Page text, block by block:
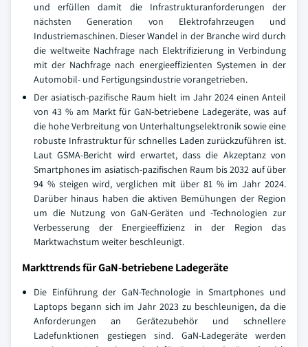
und erfüllen damit die Infrastrukturanforderungen der
nächsten Generation von Elektrofahrzeugen und
Industriemaschinen. Dieser Wandel in der Branche wird durch
die weltweite Nachfrage nach Elektrifizierung in Verbindung
mit der Nachfrage nach energieeffizienten Systemen in der
Automobil- und Fertigungsindustrie vorangetrieben.
Der asiatisch-pazifische Raum hielt im Jahr 2024 einen Anteil
von 43 % am Markt für GaN-betriebene Ladegeräte, was auf
die hohe Verbreitung von Unterhaltungselektronik sowie eine
robuste Infrastruktur für schnelles Laden zurückzuführen ist.
Laut GSMA-Bericht wird erwartet, dass die Akzeptanz von
Smartphones im asiatisch-pazifischen Raum bis 2032 auf über
94 % steigen wird, verglichen mit über 81 % im Jahr 2024.
Darüber hinaus haben die aktiven Bemühungen der Region
um die Nutzung von GaN-Geräten und -Technologien zur
Verbesserung der Energieeffizienz in der Region das
Marktwachstum weiter beschleunigt.
Markttrends für GaN-betriebene Ladegeräte
Die Einführung der GaN-Technologie in Smartphones und
Laptops begann sich im Jahr 2023 zu beschleunigen, da die
Anforderungen an Gerätezubehör und schnellere
Ladefunktionen gestiegen sind. GaN-Ladegeräte werden